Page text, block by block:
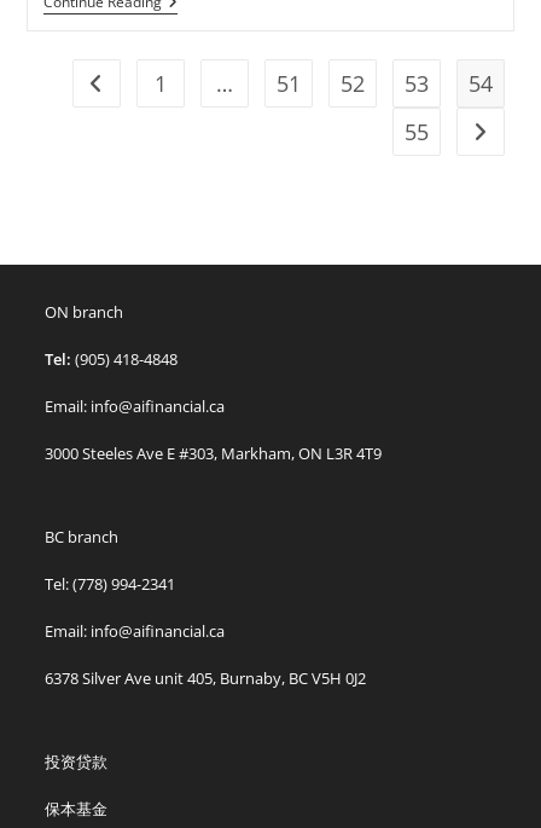
1 … 51 52 53
54
55
ON branch
Tel:(905) 418-4848
Email: info@aifinancial.ca
3000 Steeles Ave E #303, Markham, ON L3R 4T9
BC branch
Tel: (778) 994-2341
Email: info@aifinancial.ca
6378 Silver Ave unit 405, Burnaby, BC V5H 0J2
投资贷款
保本基金